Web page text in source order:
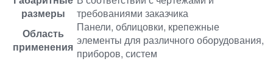
размеры
требованиями заказчика
Область
применения
Панели, облицовки, крепежные
элементы для различного оборудования,
приборов, систем